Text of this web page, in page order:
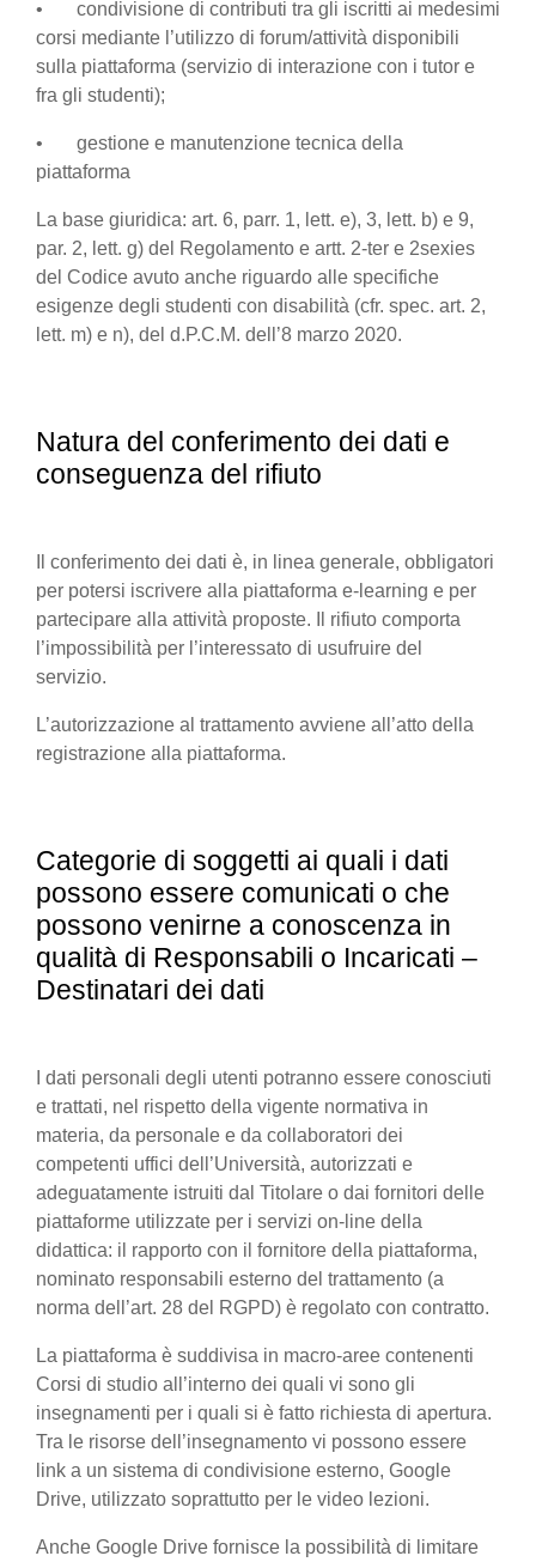
• condivisione di contributi tra gli iscritti ai medesimi
corsi mediante l’utilizzo di forum/attività disponibili
sulla piattaforma (servizio di interazione con i tutor e
fra gli studenti);
• gestione e manutenzione tecnica della
piattaforma
La base giuridica: art. 6, parr. 1, lett. e), 3, lett. b) e 9,
par. 2, lett. g) del Regolamento e artt. 2-ter e 2sexies
del Codice avuto anche riguardo alle specifiche
esigenze degli studenti con disabilità (cfr. spec. art. 2,
lett. m) e n), del d.P.C.M. dell’8 marzo 2020.
Natura del conferimento dei dati e
conseguenza del rifiuto
Il conferimento dei dati è, in linea generale, obbligatori
per potersi iscrivere alla piattaforma e-learning e per
partecipare alla attività proposte. Il rifiuto comporta
l’impossibilità per l’interessato di usufruire del
servizio.
L’autorizzazione al trattamento avviene all’atto della
registrazione alla piattaforma.
Categorie di soggetti ai quali i dati
possono essere comunicati o che
possono venirne a conoscenza in
qualità di Responsabili o Incaricati –
Destinatari dei dati
I dati personali degli utenti potranno essere conosciuti
e trattati, nel rispetto della vigente normativa in
materia, da personale e da collaboratori dei
competenti uffici dell’Università, autorizzati e
adeguatamente istruiti dal Titolare o dai fornitori delle
piattaforme utilizzate per i servizi on-line della
didattica: il rapporto con il fornitore della piattaforma,
nominato responsabili esterno del trattamento (a
norma dell’art. 28 del RGPD) è regolato con contratto.
La piattaforma è suddivisa in macro-aree contenenti
Corsi di studio all’interno dei quali vi sono gli
insegnamenti per i quali si è fatto richiesta di apertura.
Tra le risorse dell’insegnamento vi possono essere
link a un sistema di condivisione esterno, Google
Drive, utilizzato soprattutto per le video lezioni.
Anche Google Drive fornisce la possibilità di limitare